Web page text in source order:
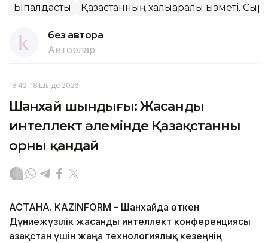
Ықпалдастық Қазақстанның халықаралық қызметі.
без автора
Авторлар
18:42, 18 Шілде 2026
Шанхай шындығы: Жасанды
интеллект әлемінде Қазақстанның
орны қандай
АСТАНА. KAZINFORM – Шанхайда өткен
Дүниежүзілік жасанды интеллект конференциясы
Қазақстан үшін жаңа технологиялық кезеңнің